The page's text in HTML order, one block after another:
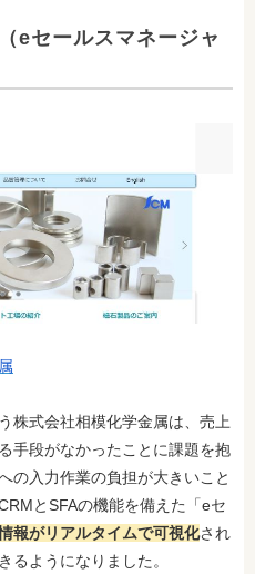
eセールスマネージャ
株式会社相模化学金属は、売上
手段がなかったことに課題を抱
の入力作業の負担が大きいこと
とSFAの機能を備えた「eセ
報がリアルタイムで可視化され
るようになりました。